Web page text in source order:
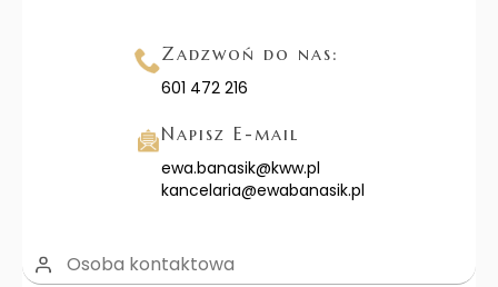
Zadzwoń do nas:
601 472 216
Napisz E-mail
ewa.banasik@kww.pl
kancelaria@ewabanasik.pl